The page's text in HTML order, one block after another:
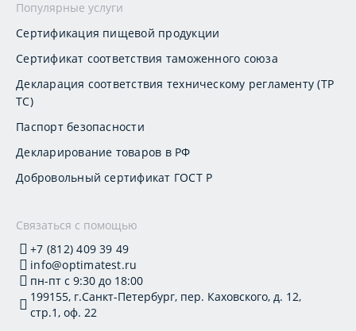
Популярные услуги
Сертификация пищевой продукции
Сертификат соответствия таможенного союза
Декларация соответствия техническому регламенту (ТР
ТС)
Паспорт безопасности
Декларирование товаров в РФ
Добровольный сертификат ГОСТ Р
Связаться с помощью
+7 (812) 409 39 49
info@optimatest.ru
пн-пт с 9:30 до 18:00
199155, г.Санкт-Петербург, пер. Каховского, д. 12,
стр.1, оф. 22